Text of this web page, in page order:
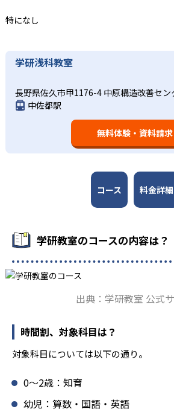
している。
週2回の教室学習と毎日の家庭
学研教室では、週2回の教室学習と毎
習）の相乗効果を活かす形で生徒の学力
回の教室学習において指導者は、生徒の
ら学習指導と学習管理を実施。教室学
に自宅学習用の教材も提供し、学習の
を図っている。進度が早い子供は先取
語の基礎力を上げたい人に向いている。
学研教室では、小学生については、1
50分程度と設定している。この時間設
して学習できる時間が通常「学年
れていることに由来するものだ。この限
ても学習の効果は上がらないと学研教室
時間学習よりくり返し学習の効果を重
め、長時間の勉強が苦手な人に向いてい
学研教室が持つ最大のメリットは、学
ウを結集して制作した学習教材を使用し
教材は、学習指導要領の内容を全てカバ
の勉強がよくわかるというもの。基礎
ずつステップアップしながら身につけ
固めから先取り学習まで対応している
も対応。中学校英語の準備や高校入試
学研教室の先生は、研修会や勉強会で
きる力を」という理念のもとで生徒一人
ており、生徒それぞれの「できるところ
を見つけて褒めるところから学習をス
導により生徒の「やる気」を引き出し、
報にも精通しており、学習相談や教育
学研教室では、楽しく生き生きと学ぶこ
る。人と人との触れ合いの中で学びを深
知・情・意のバランスのとれた生徒の育
面の指導も実施し、全人的な教育に取り
メリットと言えるだろう。
特になし
学研浅科教室
長野県佐久市甲1176-4 中原構造改善セン
中佐都駅
無料体験・資料請求
コース 料金詳細
学研教室のコースの内容は？
出典：学研教室 公式
時間割、対象科目は？
対象科目については以下の通り。
0〜2歳：知育
幼児：算数・国語・英語